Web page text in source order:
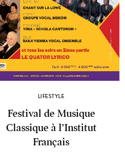
LIFESTYLE
Festival de Musique
Classique à l’Institut
Français